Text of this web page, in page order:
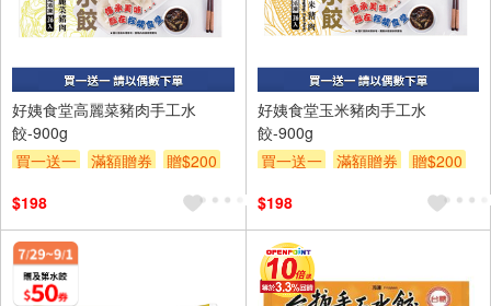
好姨食堂高麗菜豬肉手工水
餃-900g
買一送一
滿額贈券
贈$200
$198
好姨食堂玉米豬肉手工水
餃-900g
買一送一
滿額贈券
贈$200
$198